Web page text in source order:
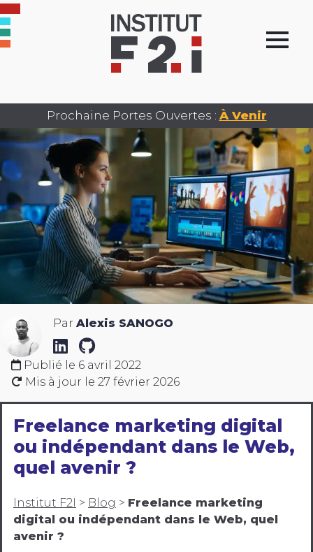
Prochaine Portes Ouvertes : À Venir
Par Alexis SANOGO
Publié le 6 avril 2022
Mis à jour le 27 février 2026
Freelance marketing digital
ou indépendant dans le Web,
quel avenir ?
Institut F2I > Blog > Freelance marketing
digital ou indépendant dans le Web, quel
avenir ?